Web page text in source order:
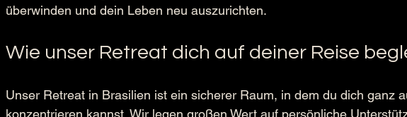
überwinden und dein Leben neu auszurichten.
Wie unser Retreat dich auf deiner Reise
Unser Retreat in Brasilien ist ein sicherer Raum, in dem du dich ganz
konzentrieren kannst. Wir legen großen Wert auf persönliche